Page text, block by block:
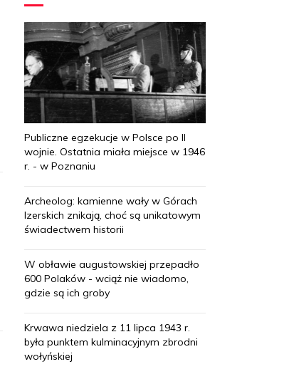
Publiczne egzekucje w Polsce po II
wojnie. Ostatnia miała miejsce w 1946
r. - w Poznaniu
Archeolog: kamienne wały w Górach
Izerskich znikają, choć są unikatowym
świadectwem historii
W obławie augustowskiej przepadło
600 Polaków - wciąż nie wiadomo,
gdzie są ich groby
Krwawa niedziela z 11 lipca 1943 r.
była punktem kulminacyjnym zbrodni
wołyńskiej